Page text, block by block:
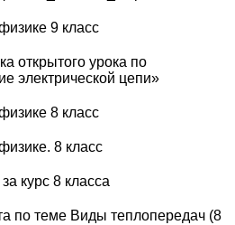
9 класс
открытого урока по
электрической цепи»
8 класс
8 класс
курс 8 класса
по теме Виды теплопередач (8